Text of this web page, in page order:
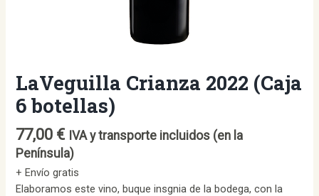
LaVeguilla Crianza 2022 (Caja
6 botellas)
77,00 € IVA y transporte incluidos (en la
Península)
+ Envío gratis
Elaboramos este vino, buque insgnia de la bodega, con la